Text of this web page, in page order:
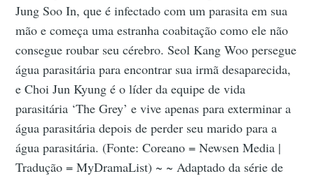
Jung Soo In, que é infectado com um parasita em sua
mão e começa uma estranha coabitação como ele não
consegue roubar seu cérebro. Seol Kang Woo persegue
água parasitária para encontrar sua irmã desaparecida,
e Choi Jun Kyung é o líder da equipe de vida
parasitária ‘The Grey’ e vive apenas para exterminar a
água parasitária depois de perder seu marido para a
água parasitária. (Fonte: Coreano = Newsen Media |
Tradução = MyDramaList) ~ ~ Adaptado da série de